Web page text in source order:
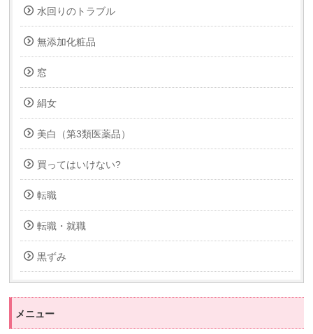
水回りのトラブル
無添加化粧品
窓
絹女
美白（第3類医薬品）
買ってはいけない?
転職
転職・就職
黒ずみ
メニュー